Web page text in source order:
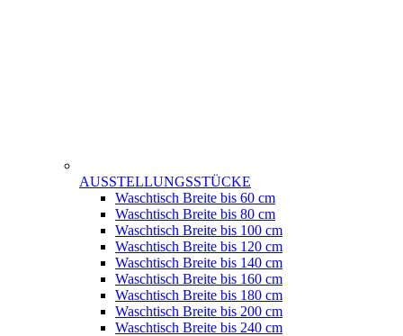
AUSSTELLUNGSSTÜCKE
Waschtisch Breite bis 60 cm
Waschtisch Breite bis 80 cm
Waschtisch Breite bis 100 cm
Waschtisch Breite bis 120 cm
Waschtisch Breite bis 140 cm
Waschtisch Breite bis 160 cm
Waschtisch Breite bis 180 cm
Waschtisch Breite bis 200 cm
Waschtisch Breite bis 240 cm